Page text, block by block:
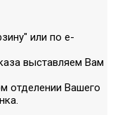
или по е-
выставляем Вам
отделении Вашего